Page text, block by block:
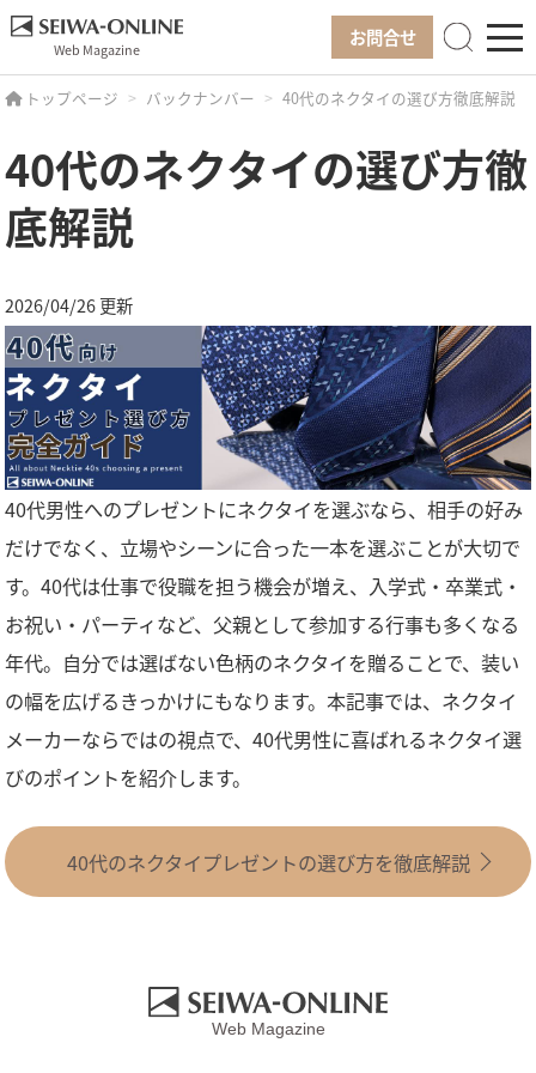
Web Magazine
お問合せ
トップページ バックナンバー 40代のネクタイの選び方徹底解説
40代のネクタイの選び方徹
底解説
2026/04/26 更新
40代男性へのプレゼントにネクタイを選ぶなら、相手の好み
だけでなく、立場やシーンに合った一本を選ぶことが大切で
す。40代は仕事で役職を担う機会が増え、入学式・卒業式・
お祝い・パーティなど、父親として参加する行事も多くなる
年代。自分では選ばない色柄のネクタイを贈ることで、装い
の幅を広げるきっかけにもなります。本記事では、ネクタイ
メーカーならではの視点で、40代男性に喜ばれるネクタイ選
びのポイントを紹介します。
40代のネクタイプレゼントの選び方を徹底解説
Web Magazine